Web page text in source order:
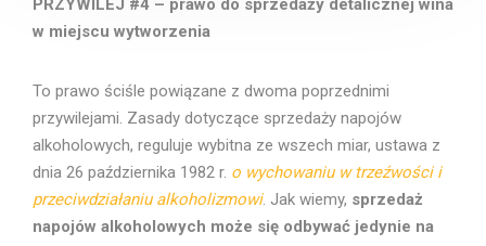
PRZYWILEJ #4 – prawo do sprzedaży detalicznej wina
w miejscu wytworzenia
To prawo ściśle powiązane z dwoma poprzednimi
przywilejami. Zasady dotyczące sprzedaży napojów
alkoholowych, reguluje wybitna ze wszech miar, ustawa z
dnia 26 października 1982 r. o wychowaniu w trzeźwości i
przeciwdziałaniu alkoholizmowi. Jak wiemy, sprzedaż
napojów alkoholowych może się odbywać jedynie na